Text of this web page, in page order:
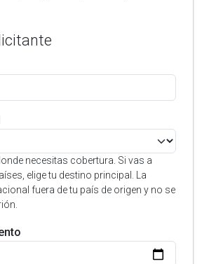
necesitas cobertura. Si vas a
elige tu destino principal. La
fuera de tu país de origen y no se